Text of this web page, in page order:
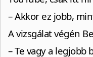
– Akkor ez jobb,
A vizsgálat végén
– Te vagy a legjobb